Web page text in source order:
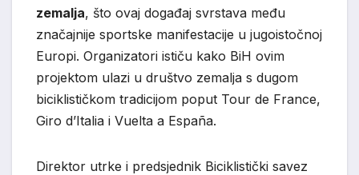
zemalja, što ovaj događaj svrstava među
značajnije sportske manifestacije u jugoistočnoj
Europi. Organizatori ističu kako BiH ovim
projektom ulazi u društvo zemalja s dugom
biciklističkom tradicijom poput Tour de France,
Giro d’Italia i Vuelta a España.
Direktor utrke i predsjednik Biciklistički savez